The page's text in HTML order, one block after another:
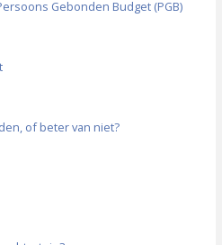
Gebonden Budget (PGB)
of beter van niet?